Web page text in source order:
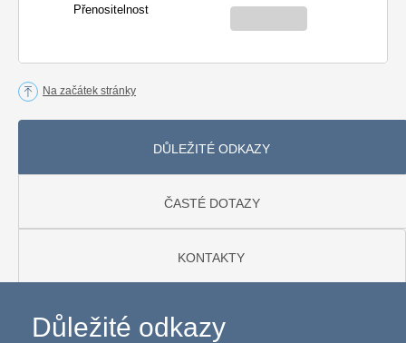
Přenositelnost
Na začátek stránky
DŮLEŽITÉ ODKAZY
ČASTÉ DOTAZY
KONTAKTY
Důležité odkazy